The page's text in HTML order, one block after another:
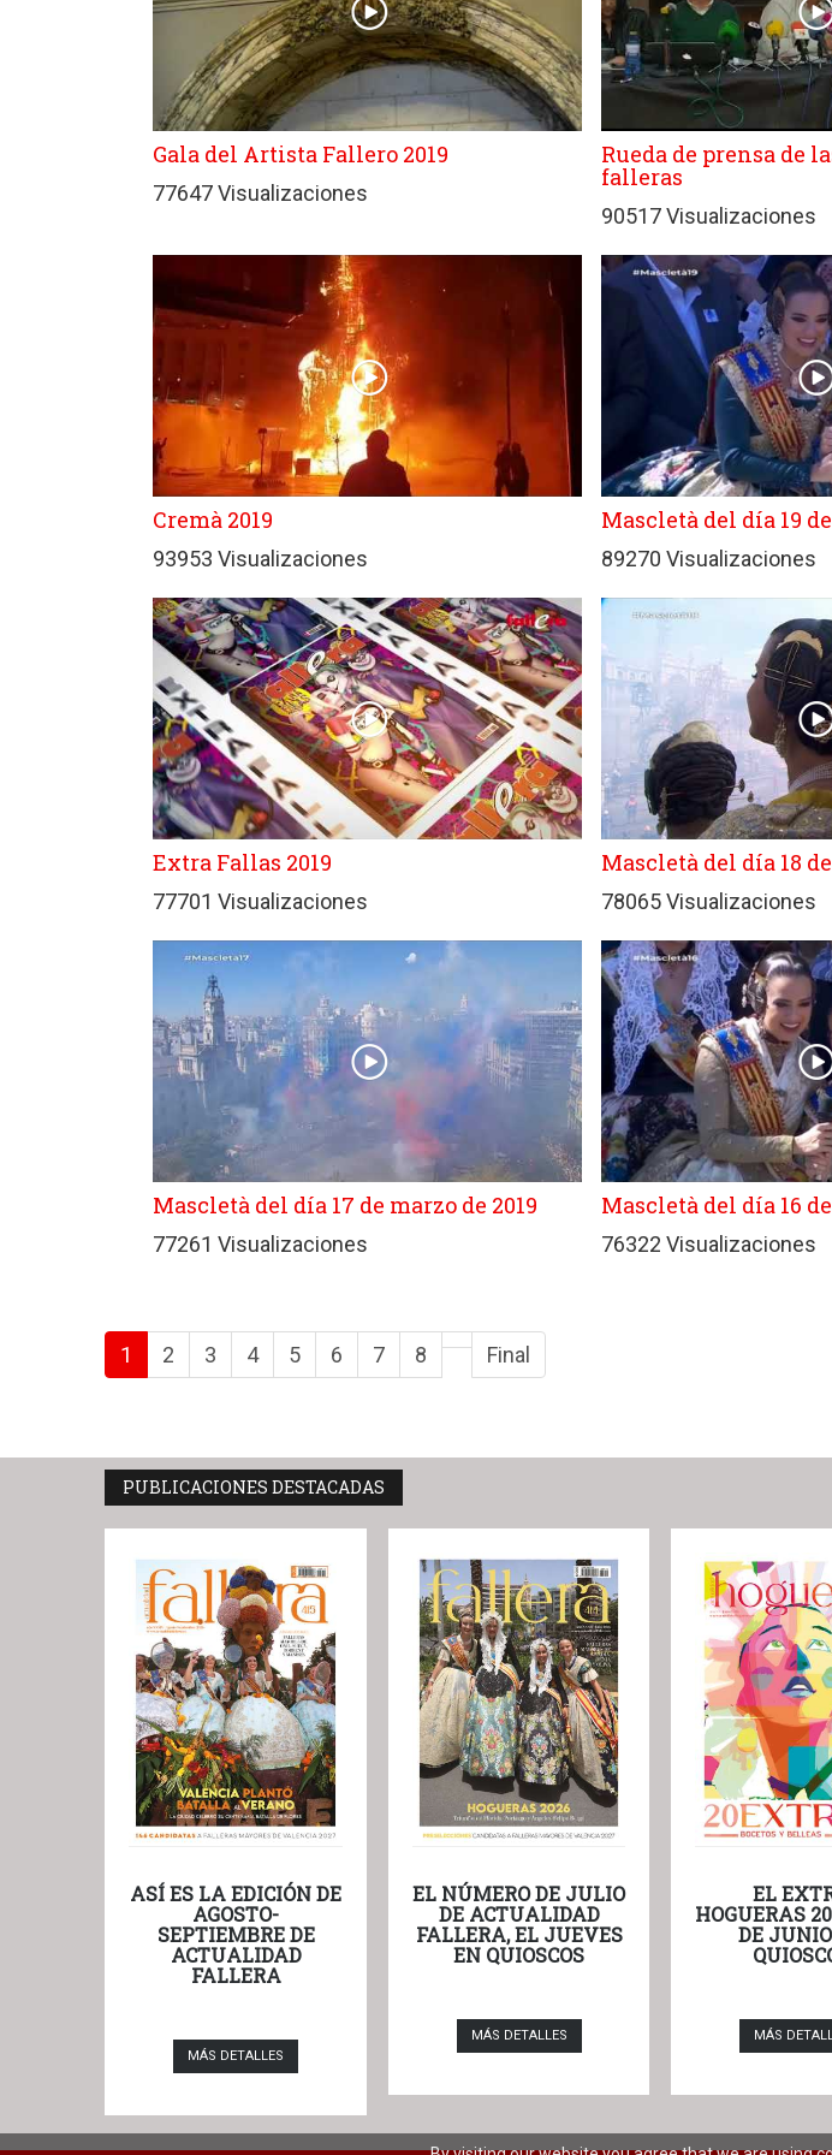
Gala del Artista Fallero 2019
77647 Visualizaciones
Rueda de prensa de
falleras
90517 Visualizaciones
Cremà 2019
93953 Visualizaciones
Mascletà del día 19
89270 Visualizaciones
Extra Fallas 2019
77701 Visualizaciones
Mascletà del día 18
78065 Visualizaciones
Mascletà del día 17 de marzo de 2019
77261 Visualizaciones
Mascletà del día 16
76322 Visualizaciones
1 2 3 4 5 6 7 8 Final
PUBLICACIONES DESTACADAS
ASÍ ES LA EDICIÓN DE
AGOSTO-
SEPTIEMBRE DE
ACTUALIDAD
FALLERA
MÁS DETALLES
EL NÚMERO DE JULIO
DE ACTUALIDAD
FALLERA, EL JUEVES
EN QUIOSCOS
MÁS DETALLES
EL
HOGUERAS
DE
MÁS